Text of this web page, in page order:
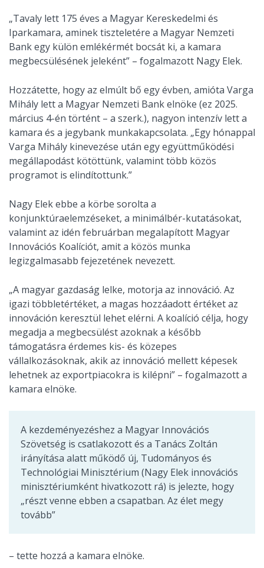
„Tavaly lett 175 éves a Magyar Kereskedelmi és
Iparkamara, aminek tiszteletére a Magyar Nemzeti
Bank egy külön emlékérmét bocsát ki, a kamara
megbecsülésének jeleként” – fogalmazott Nagy Elek.
Hozzátette, hogy az elmúlt bő egy évben, amióta Varga
Mihály lett a Magyar Nemzeti Bank elnöke (ez 2025.
március 4-én történt – a szerk.), nagyon intenzív lett a
kamara és a jegybank munkakapcsolata. „Egy hónappal
Varga Mihály kinevezése után egy együttműködési
megállapodást kötöttünk, valamint több közös
programot is elindítottunk.”
Nagy Elek ebbe a körbe sorolta a
konjunktúraelemzéseket, a minimálbér-kutatásokat,
valamint az idén februárban megalapított Magyar
Innovációs Koalíciót, amit a közös munka
legizgalmasabb fejezetének nevezett.
„A magyar gazdaság lelke, motorja az innováció. Az
igazi többletértéket, a magas hozzáadott értéket az
innováción keresztül lehet elérni. A koalíció célja, hogy
megadja a megbecsülést azoknak a később
támogatásra érdemes kis- és közepes
vállalkozásoknak, akik az innováció mellett képesek
lehetnek az exportpiacokra is kilépni” – fogalmazott a
kamara elnöke.
A kezdeményezéshez a Magyar Innovációs
Szövetség is csatlakozott és a Tanács Zoltán
irányítása alatt működő új, Tudományos és
Technológiai Minisztérium (Nagy Elek innovációs
minisztériumként hivatkozott rá) is jelezte, hogy
„részt venne ebben a csapatban. Az élet megy
tovább”
– tette hozzá a kamara elnöke.